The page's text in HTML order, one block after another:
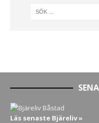
Läs senaste Bjäreliv »